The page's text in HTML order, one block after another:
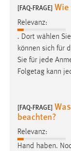
[FAQ-FRAGE]
Relevanz:
. Dort wählen
können sich für
Sie für jede
Folgetag kann
[FAQ-FRAGE]
beachten?
Relevanz:
Hand haben.
_pk_ref,
Zweck:
Cookie
Marketing
verwendet,
Sie tun dies,